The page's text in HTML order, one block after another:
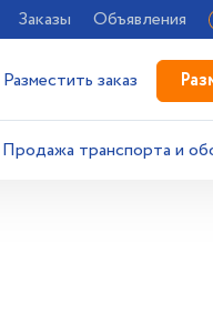
Заказы Объявления
Разместить заказ
Продажа транспорта и